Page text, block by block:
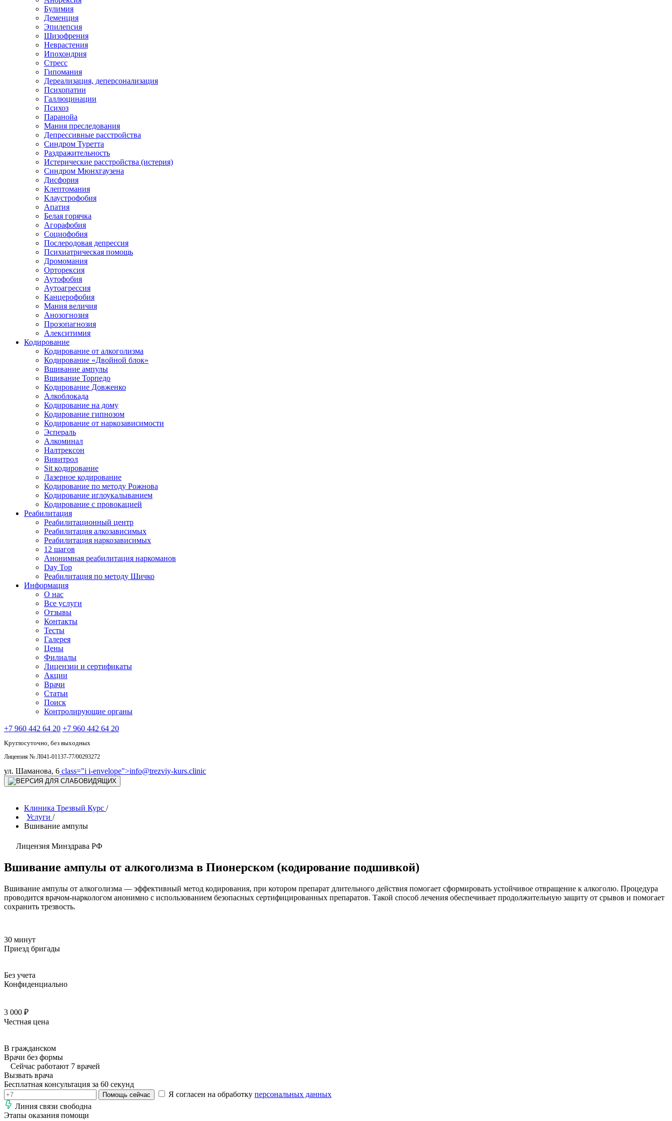
Булимия
Деменция
Эпилепсия
Шизофрения
Неврастения
Ипохондрия
Стресс
Гипомания
Дереализация, деперсонализация
Психопатии
Галлюцинации
Психоз
Паранойа
Мания преследования
Депрессивные расстройства
Синдром Туретта
Раздражительность
Истерические расстройства (истерия)
Синдром Мюнхгаузена
Дисфория
Клептомания
Клаустрофобия
Апатия
Белая горячка
Агорафобия
Социофобия
Послеродовая депрессия
Психиатрическая помощь
Дромомания
Орторексия
Аутофобия
Аутоагрессия
Канцерофобия
Мания величия
Анозогнозия
Прозопагнозия
Алекситимия
Кодирование
Кодирование от алкоголизма
Кодирование «Двойной блок»
Вшивание ампулы
Вшивание Торпедо
Кодирование Довженко
Алкоблокада
Кодирование на дому
Кодирование гипнозом
Кодирование от наркозависимости
Эспераль
Алкоминал
Налтрексон
Вивитрол
Sit кодирование
Лазерное кодирование
Кодирование по методу Рожнова
Кодирование иглоукалыванием
Кодирование с провокацией
Реабилитация
Реабилитационный центр
Реабилитация алкозависимых
Реабилитация наркозависимых
12 шагов
Анонимная реабилитация наркоманов
Day Top
Реабилитация по методу Шичко
Информация
О нас
Все услуги
Отзывы
Контакты
Тесты
Галерея
Цены
Филиалы
Лицензии и сертификаты
Акции
Врачи
Статьи
Поиск
Контролирующие органы
+7 960 442 64 20 +7 960 442 64 20
Круглосуточно, без выходных
Лицензия № Л041-01137-77/00293272
ул. Шаманова, 6 class="i i-envelope">info@trezviy-kurs.clinic
Клиника Трезвый Курс /
Услуги /
Вшивание ампулы
Лицензия Минздрава РФ
Вшивание ампулы от алкоголизма в Пионерском (кодирование подшивкой)
Вшивание ампулы от алкоголизма — эффективный метод кодирования, при котором препарат длительного действия помогает сформировать устойчивое отвращение к алкоголю. Процедура
проводится врачом-наркологом анонимно с использованием безопасных сертифицированных препаратов. Такой способ лечения обеспечивает продолжительную защиту от срывов и помогает
сохранить трезвость.
30 минут
Приезд бригады
Без учета
Конфиденциально
3 000 ₽
Честная цена
В гражданском
Врачи без формы
Сейчас работают 7 врачей
Вызвать врача
Бесплатная консультация за 60 секунд
Помощь сейчас Я согласен на обработку персональных данных
Линия связи свободна
Этапы оказания помощи